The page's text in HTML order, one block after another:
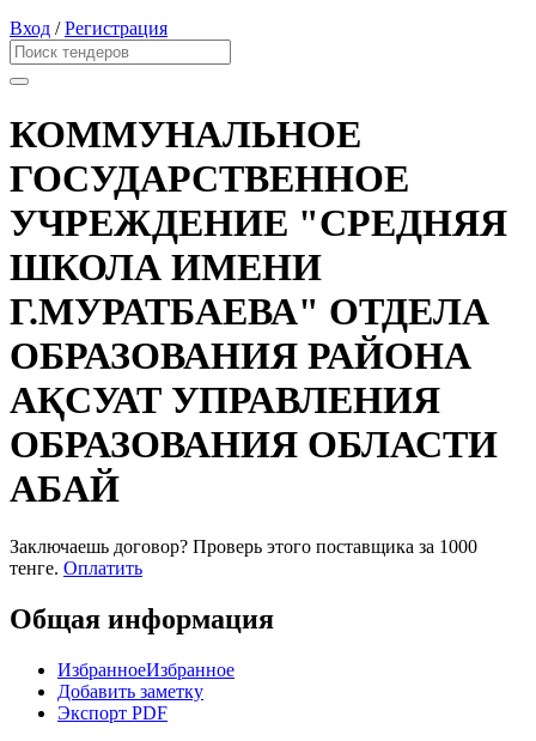
Вход /Регистрация
КОММУНАЛЬНОЕ
ГОСУДАРСТВЕННОЕ
УЧРЕЖДЕНИЕ "СРЕДНЯЯ
ШКОЛА ИМЕНИ
Г.МУРАТБАЕВА" ОТДЕЛА
ОБРАЗОВАНИЯ РАЙОНА
АҚСУАТ УПРАВЛЕНИЯ
ОБРАЗОВАНИЯ ОБЛАСТИ
АБАЙ
Заключаешь договор? Проверь этого поставщика за 1000
тенге. Оплатить
Общая информация
ИзбранноеИзбранное
Добавить заметку
Экспорт PDF